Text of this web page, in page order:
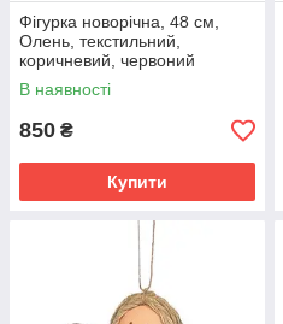
Фігурка новорічна, 48 см,
Олень, текстильний,
коричневий, червоний
В наявності
850 ₴
Купити